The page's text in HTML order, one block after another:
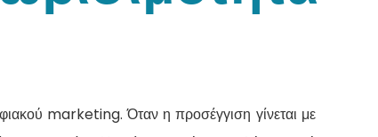
marketing. Όταν η προσέγγιση γίνεται με